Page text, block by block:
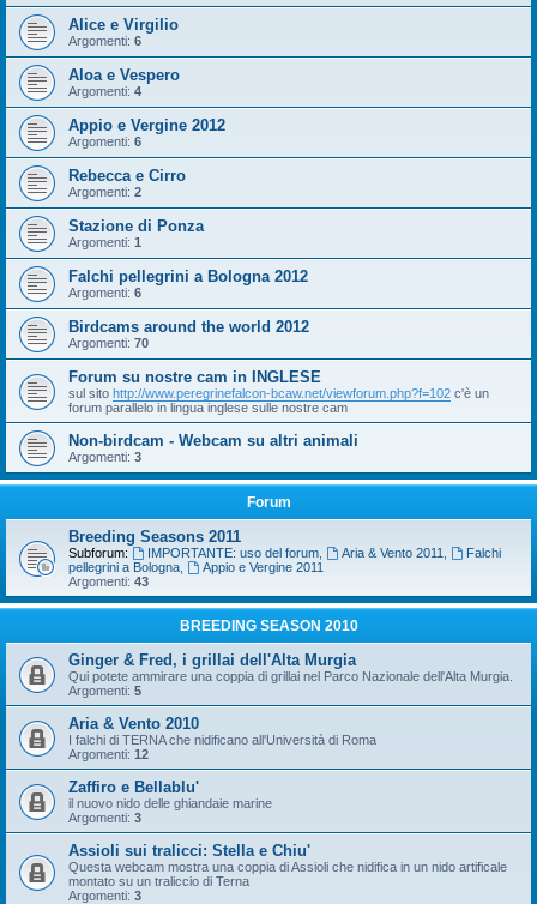
Alice e Virgilio
Argomenti: 6
Aloa e Vespero
Argomenti: 4
Appio e Vergine 2012
Argomenti: 6
Rebecca e Cirro
Argomenti: 2
Stazione di Ponza
Argomenti: 1
Falchi pellegrini a Bologna 2012
Argomenti: 6
Birdcams around the world 2012
Argomenti: 70
Forum su nostre cam in INGLESE
sul sito http://www.peregrinefalcon-bcaw.net/viewforum.php?f=102 c'è un
forum parallelo in lingua inglese sulle nostre cam
Non-birdcam - Webcam su altri animali
Argomenti: 3
Forum
Breeding Seasons 2011
Subforum: IMPORTANTE: uso del forum, Aria & Vento 2011
Falchi
pellegrini a Bologna
Appio e Vergine 2011
Argomenti: 43
BREEDING SEASON 2010
Ginger & Fred, i grillai dell'Alta Murgia
Qui potete ammirare una coppia di grillai nel Parco Nazionale dell'Alta Murgia.
Argomenti: 5
Aria & Vento 2010
I falchi di TERNA che nidificano all'Università di Roma
Argomenti: 12
Zaffiro e Bellablu'
il nuovo nido delle ghiandaie marine
Argomenti: 3
Assioli sui tralicci: Stella e Chiu'
Questa webcam mostra una coppia di Assioli che nidifica in un nido artificale
montato su un traliccio di Terna
Argomenti: 3